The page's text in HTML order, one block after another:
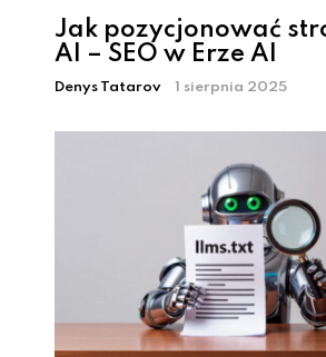
Jak pozycjonować
AI – SEO w Erze AI
Denys Tatarov 1 sierpnia 2025